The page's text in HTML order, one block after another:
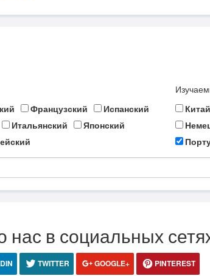
Французский
Испанский
Итальянский
Японский
нас в социальных
TWITTER GOOGLE+ PINTEREST